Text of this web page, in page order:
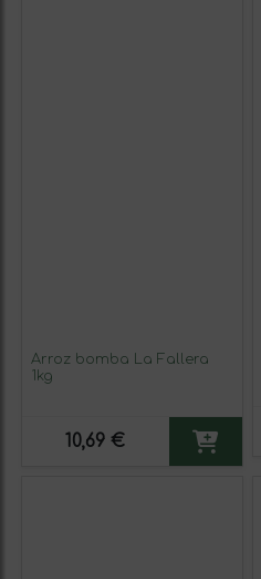
Arroz bomba La Fallera
1kg
10,69 €